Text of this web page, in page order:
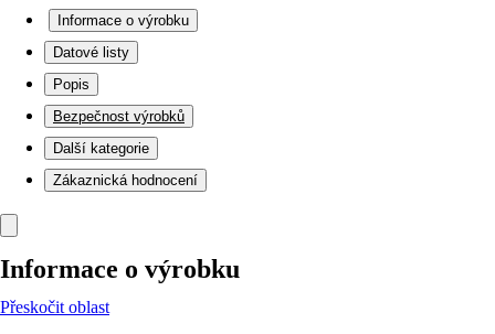
Informace o výrobku
Datové listy
Popis
Bezpečnost výrobků
Další kategorie
Zákaznická hodnocení
Informace o výrobku
Přeskočit oblast